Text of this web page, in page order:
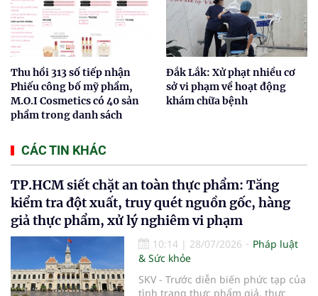
Thu hồi 313 số tiếp nhận
Phiếu công bố mỹ phẩm,
M.O.I Cosmetics có 40 sản
phẩm trong danh sách
Đắk Lắk: Xử phạt nhiều cơ
sở vi phạm về hoạt động
khám chữa bệnh
CÁC TIN KHÁC
TP.HCM siết chặt an toàn thực phẩm: Tăng
kiểm tra đột xuất, truy quét nguồn gốc, hàng
giả thực phẩm, xử lý nghiêm vi phạm
10:14 | 28/07/2026
Pháp luật
& Sức khỏe
SKV - Trước diễn biến phức tạp của
tình trạng thực phẩm giả, thực